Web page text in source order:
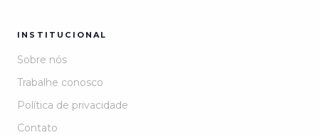
INSTITUCIONAL
Sobre nós
Trabalhe conosco
Política de privacidade
Contato